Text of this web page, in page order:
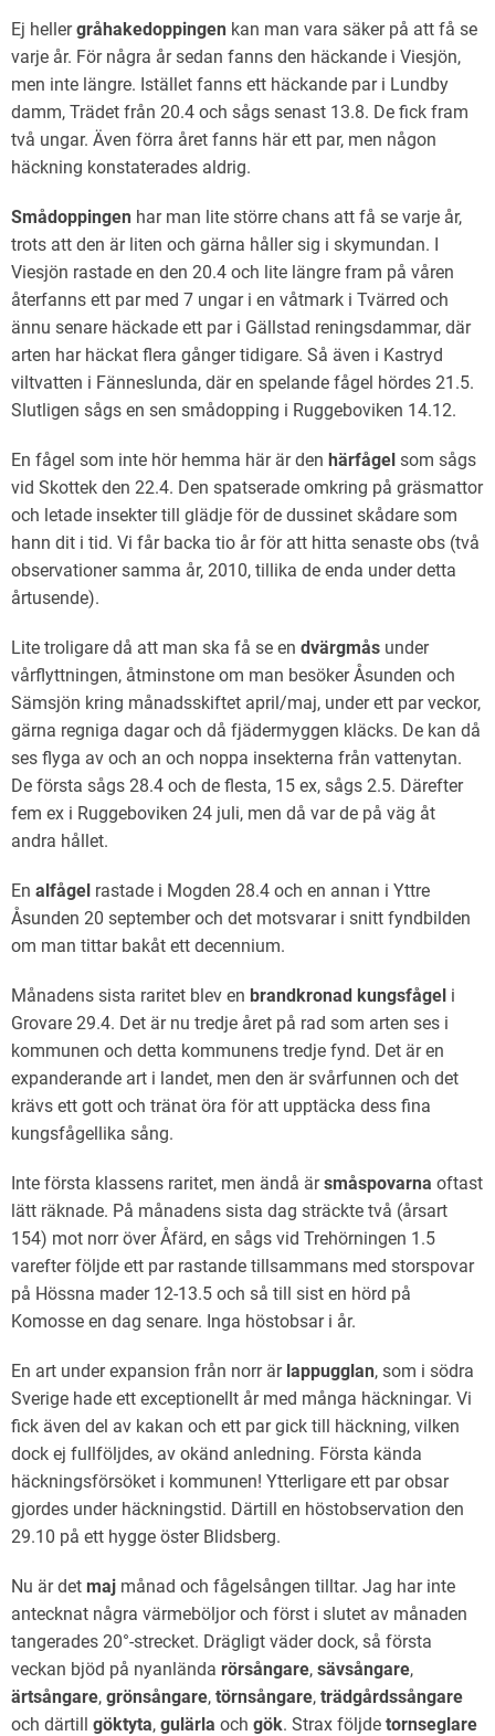
Ej hellergråhakedoppingen kan man vara säker på att få se
varje år. För några år sedan fanns den häckande i Viesjön,
men inte längre. Istället fanns ett häckande par i Lundby
damm, Trädet från 20.4 och sågs senast 13.8. De fick fram
två ungar. Även förra året fanns här ett par, men någon
häckning konstaterades aldrig.
Smådoppingen har man lite större chans att få se varje år,
trots att den är liten och gärna håller sig i skymundan. I
Viesjön rastade en den 20.4 och lite längre fram på våren
återfanns ett par med 7 ungar i en våtmark i Tvärred och
ännu senare häckade ett par i Gällstad reningsdammar, där
arten har häckat flera gånger tidigare. Så även i Kastryd
viltvatten i Fänneslunda, där en spelande fågel hördes 21.5.
Slutligen sågs en sen smådopping i Ruggeboviken 14.12.
En fågel som inte hör hemma här är den härfågel som sågs
vid Skottek den 22.4. Den spatserade omkring på gräsmattor
och letade insekter till glädje för de dussinet skådare som
hann dit i tid. Vi får backa tio år för att hitta senaste obs (två
observationer samma år, 2010, tillika de enda under detta
årtusende).
Lite troligare då att man ska få se en dvärgmås under
vårflyttningen, åtminstone om man besöker Åsunden och
Sämsjön kring månadsskiftet april/maj, under ett par veckor,
gärna regniga dagar och då fjädermyggen kläcks. De kan då
ses flyga av och an och noppa insekterna från vattenytan.
De första sågs 28.4 och de flesta, 15 ex, sågs 2.5. Därefter
fem ex i Ruggeboviken 24 juli, men då var de på väg åt
andra hållet.
En alfågel rastade i Mogden 28.4 och en annan i Yttre
Åsunden 20 september och det motsvarar i snitt fyndbilden
om man tittar bakåt ett decennium.
Månadens sista raritet blev en brandkronad kungsfågel i
Grovare 29.4. Det är nu tredje året på rad som arten ses i
kommunen och detta kommunens tredje fynd. Det är en
expanderande art i landet, men den är svårfunnen och det
krävs ett gott och tränat öra för att upptäcka dess fina
kungsfågellika sång.
Inte första klassens raritet, men ändå ärsmåspovarna oftast
lätt räknade. På månadens sista dag sträckte två (årsart
154) mot norr över Åfärd, en sågs vid Trehörningen 1.5
varefter följde ett par rastande tillsammans med storspovar
på Hössna mader 12-13.5 och så till sist en hörd på
Komosse en dag senare. Inga höstobsar i år.
En art under expansion från norr är lappugglan, som i södra
Sverige hade ett exceptionellt år med många häckningar. Vi
fick även del av kakan och ett par gick till häckning, vilken
dock ej fullföljdes, av okänd anledning. Första kända
häckningsförsöket i kommunen! Ytterligare ett par obsar
gjordes under häckningstid. Därtill en höstobservation den
29.10 på ett hygge öster Blidsberg.
Nu är det maj månad och fågelsången tilltar. Jag har inte
antecknat några värmeböljor och först i slutet av månaden
tangerades 20°-strecket. Drägligt väder dock, så första
veckan bjöd på nyanlända rörsångare, sävsångare,
ärtsångare, grönsångare, törnsångare, trädgårdssångare
och därtill göktyta, gulärla och gök. Strax följde tornseglare